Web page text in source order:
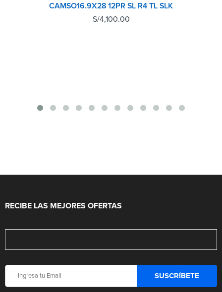
CAMSO16.9X28 12PR SL R4 TL SLK
S/4,100.00
RECIBE LAS MEJORES OFERTAS